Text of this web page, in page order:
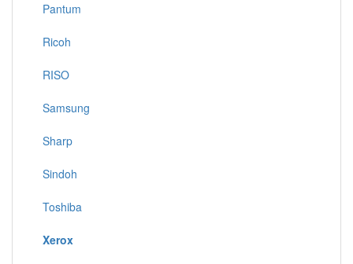
Pantum
Ricoh
RISO
Samsung
Sharp
Sindoh
Toshiba
Xerox